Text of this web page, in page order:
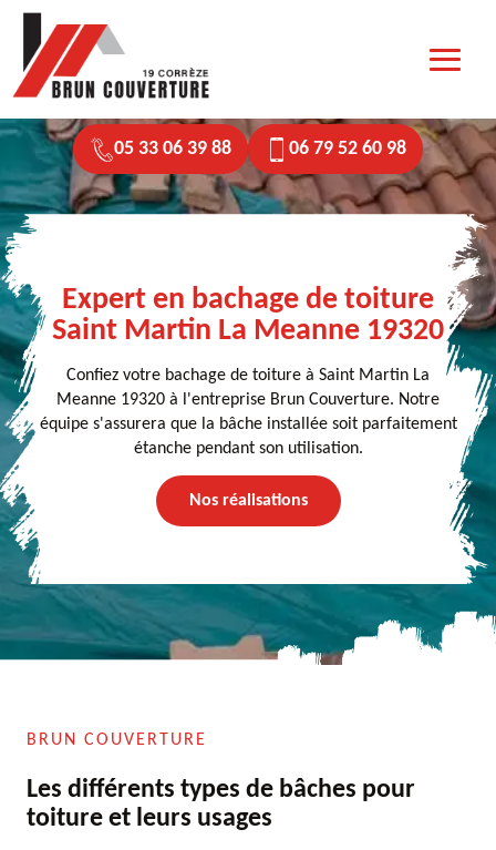
05 33 06 39 88 06 79 52 60 98
Expert en bachage de toiture
Saint Martin La Meanne 19320
Confiez votre bachage de toiture à Saint Martin La
Meanne 19320 à l'entreprise Brun Couverture. Notre
équipe s'assurera que la bâche installée soit parfaitement
étanche pendant son utilisation.
Nos réalisations
BRUN COUVERTURE
Les différents types de bâches pour
toiture et leurs usages